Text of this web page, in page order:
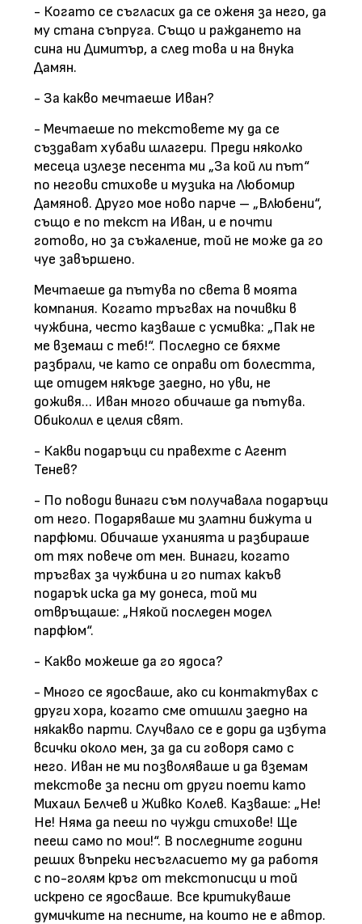
- Когато се съгласих да се оженя за него, да
му стана съпруга. Също и раждането на
сина ни Димитър, а след това и на внука
Дамян.
- За какво мечтаеше Иван?
- Мечтаеше по текстовете му да се
създават хубави шлагери. Преди няколко
месеца излезе песента ми „За кой ли път“
по негови стихове и музика на Любомир
Дамянов. Друго мое ново парче – „Влюбени“,
също е по текст на Иван, и е почти
готово, но за съжаление, той не може да го
чуе завършено.
Мечтаеше да пътува по света в моята
компания. Когато тръгвах на почивки в
чужбина, често казваше с усмивка: „Пак не
ме вземаш с теб!“. Последно се бяхме
разбрали, че като се оправи от болестта,
ще отидем някъде заедно, но уви, не
доживя… Иван много обичаше да пътува.
Обиколил е целия свят.
- Какви подаръци си правехте с Агент
Тенев?
- По поводи винаги съм получавала подаръци
от него. Подаряваше ми златни бижута и
парфюми. Обичаше уханията и разбираше
от тях повече от мен. Винаги, когато
тръгвах за чужбина и го питах какъв
подарък иска да му донеса, той ми
отвръщаше: „Някой последен модел
парфюм“.
- Какво можеше да го ядоса?
- Много се ядосваше, ако си контактувах с
други хора, когато сме отишли заедно на
някакво парти. Случвало се е дори да избута
всички около мен, за да си говоря само с
него. Иван не ми позволяваше и да вземам
текстове за песни от други поети като
Михаил Белчев и Живко Колев. Казваше: „Не!
Не! Няма да пееш по чужди стихове! Ще
пееш само по мои!“. В последните години
реших въпреки несъгласието му да работя
с по-голям кръг от текстописци и той
искрено се ядосваше. Все критикуваше
думичките на песните, на които не е автор.